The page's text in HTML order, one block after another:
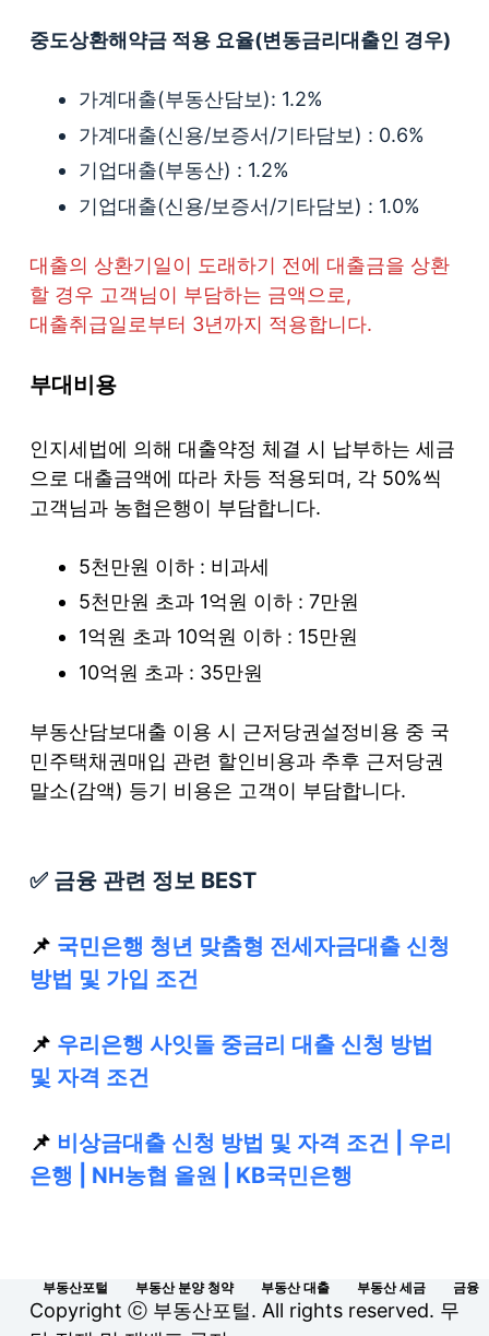
중도상환해약금 적용 요율(변동금리대출인 경우)
가계대출(부동산담보): 1.2%
가계대출(신용/보증서/기타담보) : 0.6%
기업대출(부동산) : 1.2%
기업대출(신용/보증서/기타담보) : 1.0%
대출의 상환기일이 도래하기 전에 대출금을 상환
할 경우 고객님이 부담하는 금액으로,
대출취급일로부터 3년까지 적용합니다.
부대비용
인지세법에 의해 대출약정 체결 시 납부하는 세금
으로 대출금액에 따라 차등 적용되며, 각 50%씩
고객님과 농협은행이 부담합니다.
5천만원 이하 : 비과세
5천만원 초과 1억원 이하 : 7만원
1억원 초과 10억원 이하 : 15만원
10억원 초과 : 35만원
부동산담보대출 이용 시 근저당권설정비용 중 국
민주택채권매입 관련 할인비용과 추후 근저당권
말소(감액) 등기 비용은 고객이 부담합니다.
✅ 금융 관련 정보 BEST
📌 국민은행 청년 맞춤형 전세자금대출 신청
방법 및 가입 조건
📌 우리은행 사잇돌 중금리 대출 신청 방법
및 자격 조건
📌 비상금대출 신청 방법 및 자격 조건 | 우리
은행 | NH농협 올원 | KB국민은행
부동산포털 부동산 분양 청약 부동산 대출 부동산 세금 금융
Copyright ⓒ 부동산포털. All rights reserved. 무